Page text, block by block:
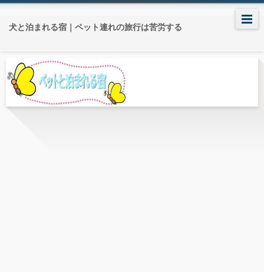
犬と泊まれる宿｜ペット連れの旅行は苦労する